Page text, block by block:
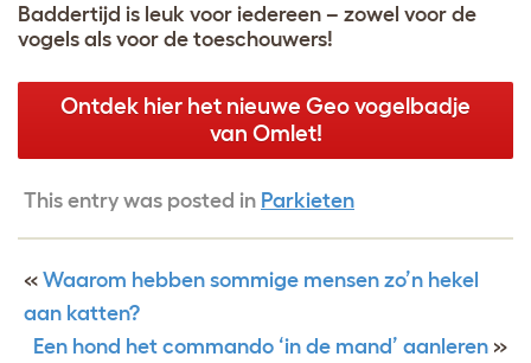
Baddertijd is leuk voor iedereen – zowel voor de
vogels als voor de toeschouwers!
Ontdek hier het nieuwe Geo vogelbadje
van Omlet!
This entry was posted in Parkieten
« Waarom hebben sommige mensen zo’n hekel
aan katten?
Een hond het commando ‘in de mand’ aanleren »